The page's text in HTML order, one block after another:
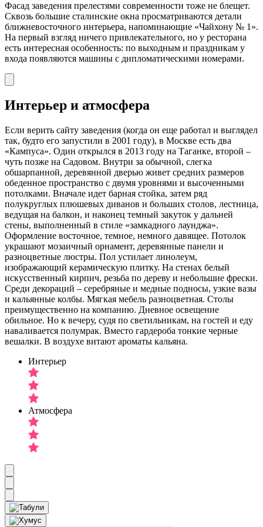
Фасад заведения прелестями современности тоже не блещет.
Сквозь большие сталинские окна просматриваются детали
ближневосточного интерьера, напоминающие «Чайхону № 1».
На первый взгляд ничего привлекательного, но у ресторана
есть интересная особенность: по выходным и праздникам у
входа появляются машины с дипломатическими номерами.
Интерьер и атмосфера
Если верить сайту заведения (когда он еще работал и выглядел
так, будто его запустили в 2001 году), в Москве есть два
«Кампуса». Один открылся в 2013 году на Таганке, второй –
чуть позже на Садовом. Внутри за обычной, слегка
обшарпанной, деревянной дверью живет средних размеров
обеденное пространство с двумя уровнями и высоченными
потолками. Вначале идет барная стойка, затем ряд
полукруглых плюшевых диванов и больших столов, лестница,
ведущая на балкон, и наконец темный закуток у дальней
стены, выполненный в стиле «замкадного лаунджа».
Оформление восточное, темное, немного давящее. Потолок
украшают мозаичный орнамент, деревянные панели и
разноцветные люстры. Пол устилает линолеум,
изображающий керамическую плитку. На стенах белый
искусственный кирпич, резьба по дереву и небольшие фрески.
Среди декораций – серебряные и медные подносы, узкие вазы
и кальянные колбы. Мягкая мебель разноцветная. Столы
преимущественно на компанию. Дневное освещение
обильное. Но к вечеру, судя по светильникам, на гостей и еду
наваливается полумрак. Вместо гардероба тонкие черные
вешалки. В воздухе витают ароматы кальяна.
Интерьер
Атмосфера